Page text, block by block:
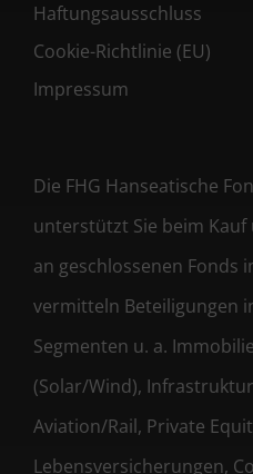
Haftungsausschluss
Cookie-Richtlinie (EU)
Impressum
Die FHG Hanseatische
unterstützt Sie beim
an geschlossenen Fonds
vermitteln Beteiligungen
Segmenten u. a.
(Solar/Wind),
Aviation/Rail, Private
Lebensversicherungen,